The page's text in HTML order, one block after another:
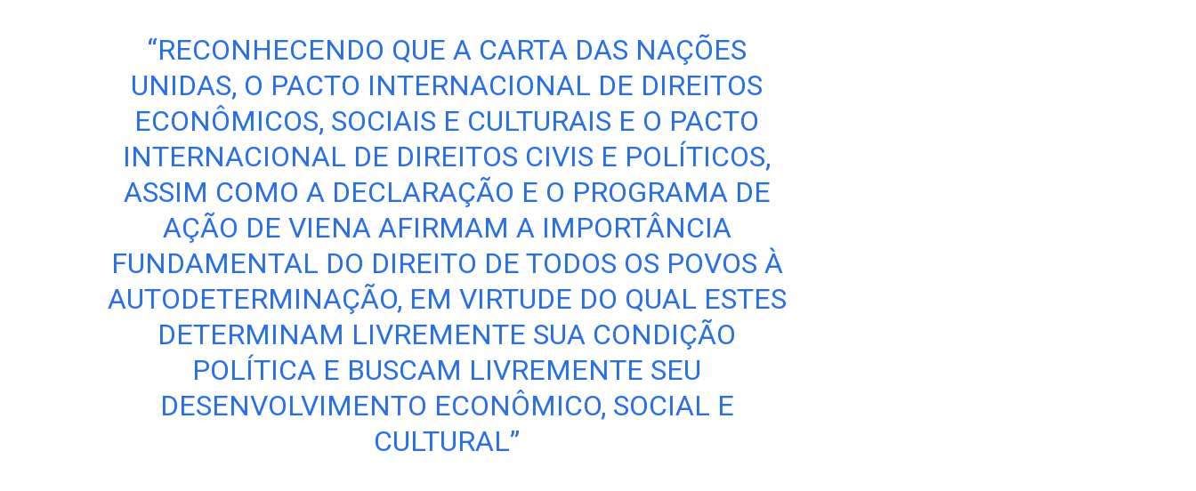
“RECONHECENDO QUE A CARTA DAS NAÇÕES
UNIDAS, O PACTO INTERNACIONAL DE DIREITOS
ECONÔMICOS, SOCIAIS E CULTURAIS E O PACTO
INTERNACIONAL DE DIREITOS CIVIS E POLÍTICOS,
ASSIM COMO A DECLARAÇÃO E O PROGRAMA DE
AÇÃO DE VIENA AFIRMAM A IMPORTÂNCIA
FUNDAMENTAL DO DIREITO DE TODOS OS POVOS À
AUTODETERMINAÇÃO, EM VIRTUDE DO QUAL ESTES
DETERMINAM LIVREMENTE SUA CONDIÇÃO
POLÍTICA E BUSCAM LIVREMENTE SEU
DESENVOLVIMENTO ECONÔMICO, SOCIAL E
CULTURAL”